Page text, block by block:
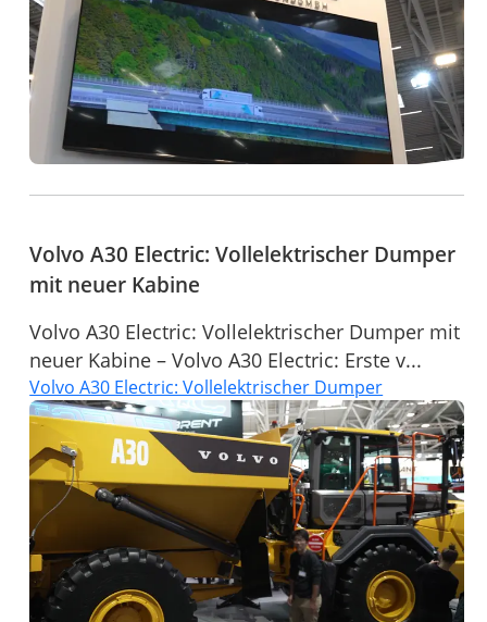
Volvo A30 Electric: Vollelektrischer Dumper
mit neuer Kabine
Volvo A30 Electric: Vollelektrischer Dumper mit
neuer Kabine – Volvo A30 Electric: Erste v...
Volvo A30 Electric: Vollelektrischer Dumper